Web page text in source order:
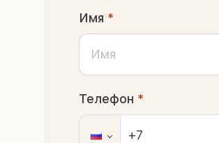
Имя *
Телефон *